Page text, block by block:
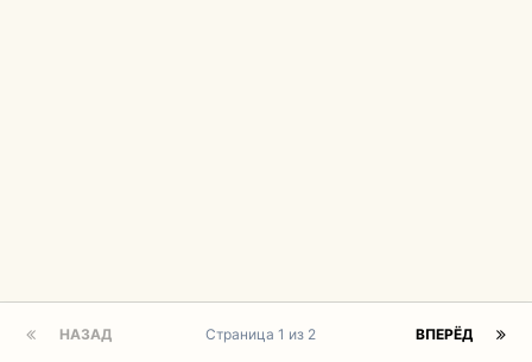
НАЗАД ВПЕРЁД
Страница 1 из 2